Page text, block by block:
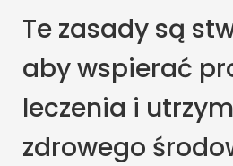
Te zasady są
aby wspierać
leczenia i
zdrowego